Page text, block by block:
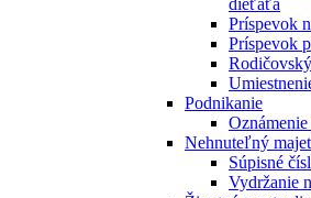
dieťaťa
Príspevok
Príspevok
Podnikanie
Nehnuteľný
Súpisné
Vydržanie